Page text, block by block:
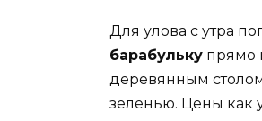
Для улова с утра
барабульку прямо
деревянным
зеленью. Цены как